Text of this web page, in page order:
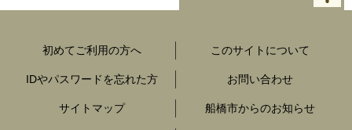
初めてご利用の方へ このサイトについて
IDやパスワードを忘れた方 お問い合わせ
サイトマップ 船橋市からのお知らせ